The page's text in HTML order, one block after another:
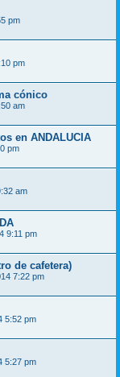
pm
pm
cónico
am
en ANDALUCIA
pm
am
9:11 pm
de cafetera)
7:22 pm
5:52 pm
5:27 pm